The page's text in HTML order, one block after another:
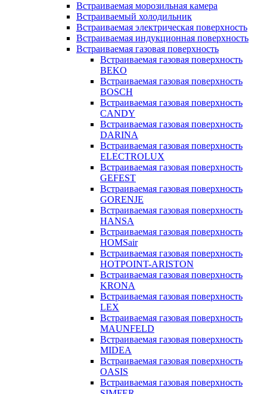
Встраиваемая морозильная камера
Встраиваемый холодильник
Встраиваемая электрическая поверхность
Встраиваемая индукционная поверхность
Встраиваемая газовая поверхность
Встраиваемая газовая поверхность
BEKO
Встраиваемая газовая поверхность
BOSCH
Встраиваемая газовая поверхность
CANDY
Встраиваемая газовая поверхность
DARINA
Встраиваемая газовая поверхность
ELECTROLUX
Встраиваемая газовая поверхность
GEFEST
Встраиваемая газовая поверхность
GORENJE
Встраиваемая газовая поверхность
HANSA
Встраиваемая газовая поверхность
HOMSair
Встраиваемая газовая поверхность
HOTPOINT-ARISTON
Встраиваемая газовая поверхность
KRONA
Встраиваемая газовая поверхность
LEX
Встраиваемая газовая поверхность
MAUNFELD
Встраиваемая газовая поверхность
MIDEA
Встраиваемая газовая поверхность
OASIS
Встраиваемая газовая поверхность